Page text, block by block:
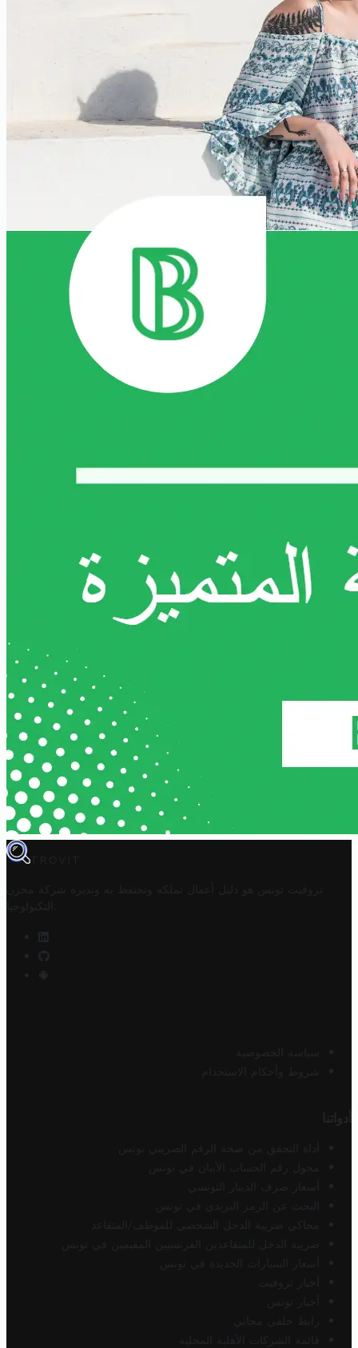
TROVIT
تروفيت تونس هو دليل أعمال تملكه وتحتفظ به وتديره
شركة مخزن
التكنولوجيا
سياسة الخصوصية
شروط وأحكام الاستخدام
أدواتنا
أداة التحقق من صحة الرقم الضريبي تونس
محول رقم الحساب الآيبان في تونس
أسعار صرف الدينار التونسي
البحث عن الرمز البريدي في تونس
محاكي ضريبة الدخل الشخصي للموظف/المتقاعد
ضريبة الدخل للمتقاعدين الفرنسيين المقيمين في تونس
أسعار السيارات الجديدة في تونس
أخبار تروفيت
أخبار تونس
رابط خلفي مجاني
قائمة الشركات الأهلية المحلية